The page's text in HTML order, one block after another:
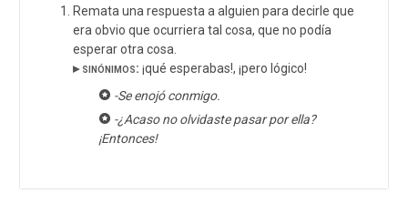
Remata una respuesta a alguien para decirle que
era obvio que ocurriera tal cosa, que no podía
esperar otra cosa.
▸ sinónimos: ¡qué esperabas!, ¡pero lógico!
-Se enojó conmigo.
-¿Acaso no olvidaste pasar por ella?
¡Entonces!